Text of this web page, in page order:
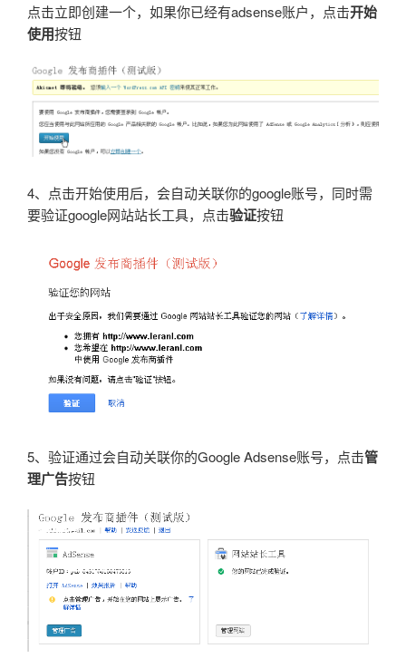
点击立即创建一个，如果你已经有adsense账户，点击开始
使用按钮
4、点击开始使用后，会自动关联你的google账号，同时需
要验证google网站站长工具，点击验证按钮
5、验证通过会自动关联你的Google Adsense账号，点击管
理广告按钮